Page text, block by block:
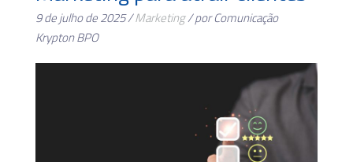
9 de julho de 2025 /Marketing/ por Comunicação
Krypton BPO